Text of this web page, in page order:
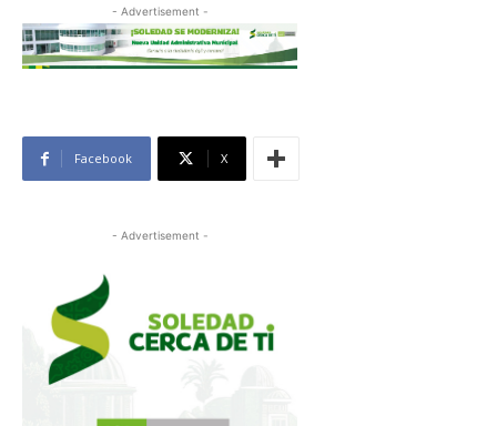
- Advertisement -
Facebook X
- Advertisement -